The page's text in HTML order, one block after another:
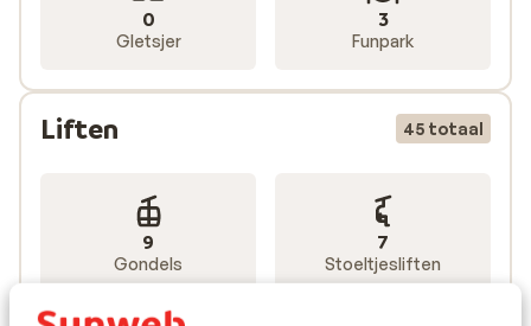
0
Gletsjer
3
Funpark
Liften 45 totaal
9
Gondels
7
Stoeltjesliften